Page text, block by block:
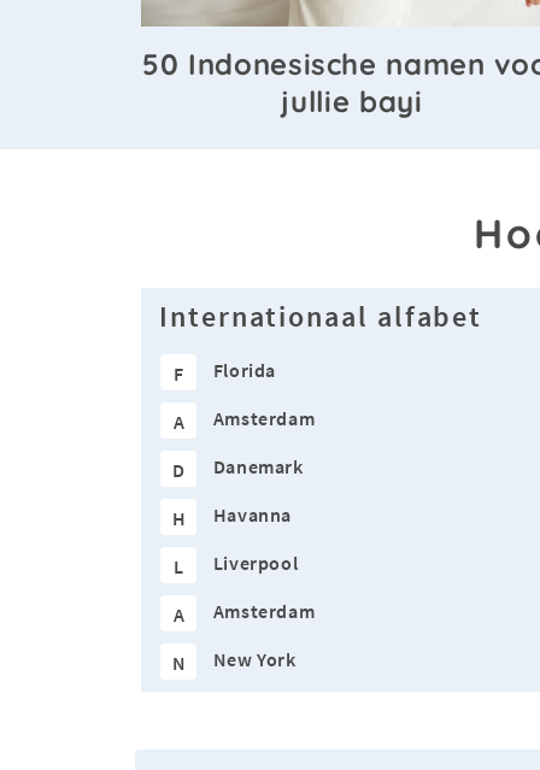
50 Indonesische namen
jullie bayi
Internationaal alfabet
F Florida
A Amsterdam
D Danemark
H Havanna
L Liverpool
A Amsterdam
N New York